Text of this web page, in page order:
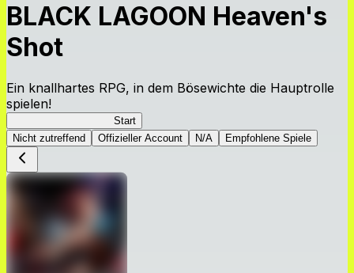
BLACK LAGOON Heaven's
Shot
Ein knallhartes RPG, in dem Bösewichte die Hauptrolle
spielen!
Start
Nicht zutreffend
Offizieller Account N/A Empfohlene Spiele